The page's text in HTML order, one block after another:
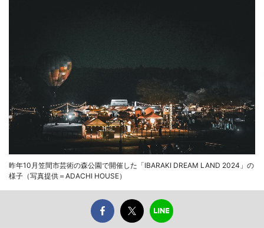
昨年10月笠間市芸術の森公園で開催した「IBARAKI DREAM LAND 2024」の
様子（写真提供＝ADACHI HOUSE）